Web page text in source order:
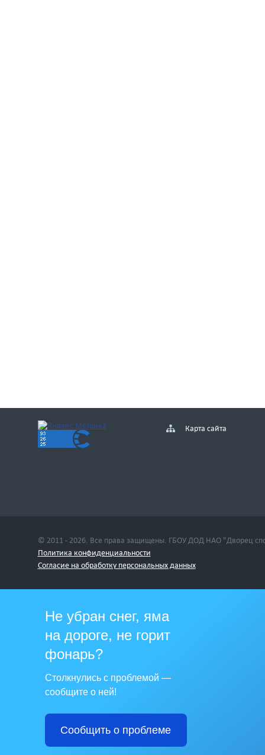
Карта сайта
© 2011 - 2026. Все права защищены. ГБОУ ДОД НАО "Дворец
Политика конфиденциальности
Cогласие на обработку персональных данных
Не убран снег, яма
на дороге, не горит
фонарь?
Столкнулись с проблемой —
сообщите о ней!
Сообщить о проблеме